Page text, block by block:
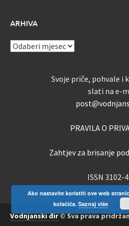
ARHIVA
ARHIVA
Svoje priče, pohvale i
slati na e-
PRAVILA O
Zahtjev za brisanje
ISSN 3102-
Vodnjanski đir© Sva prava
Ako nastavite koristiti ove web
kolačića. Saznaj više